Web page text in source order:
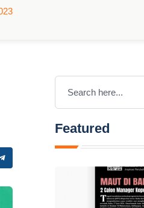
Featured